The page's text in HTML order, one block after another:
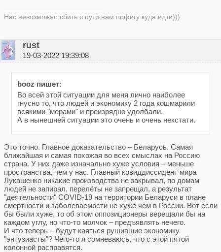
Нас невозможно сбить с пути,нам пофигу куда идти)))
rust
19-03-2022 19:39:08
booz пишет:
Во всей этой ситуации для меня лично наиболее
гнусно то, что людей и экономику 2 года кошмарили
всякими "мерами" и преизрядно удолбали.
А в нынешней ситуации это очень и очень некстати.
Это точно. Главное доказательство – Беларусь. Самая
ближайшая и самая похожая во всех смыслах на Россию
страна. У них даже изначально хуже условия – меньше
пространства, чем у нас. Главный ковиддиссидент мира
Лукашенко никакие производства не закрывал, по домам
людей не запирал, перелёты не запрещал, а результат
"деятельности" COVID-19 на территории Беларуси в плане
смертности и заболеваемости не хуже чем в России. Вот если
бы были хуже, то об этом оппозиционеры верещали бы на
каждом углу, но что-то молчок – предъявлять нечего.
И что теперь – будут каяться рушившие экономику
"энтузиасты"? Чего-то я сомневаюсь, что с этой пятой
колонной расправятся.